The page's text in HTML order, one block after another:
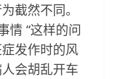
截然不同。
情 “这样的问
发作时的风
会胡乱开车